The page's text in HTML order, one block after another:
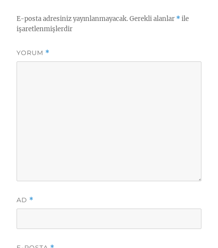
E-posta adresiniz yayınlanmayacak. Gerekli alanlar *ile
işaretlenmişlerdir
YORUM *
AD *